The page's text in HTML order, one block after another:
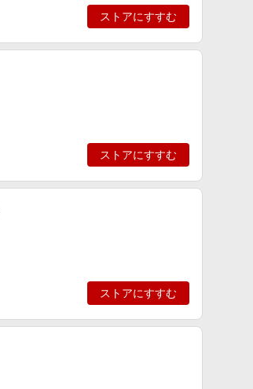
ストアにすすむ
ストアにすすむ
ストアにすすむ